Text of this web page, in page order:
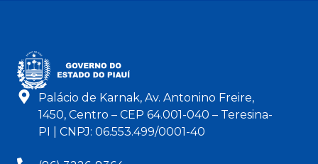
Palácio de Karnak, Av. Antonino Freire,
1450, Centro – CEP 64.001-040 – Teresina-
PI | CNPJ: 06.553.499/0001-40